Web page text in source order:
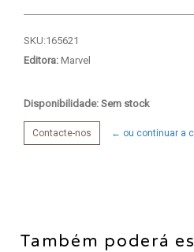
SKU:165621
Editora: Marvel
Disponibilidade: Sem stock
Contacte-nos ← ou continuar a
Também poderá